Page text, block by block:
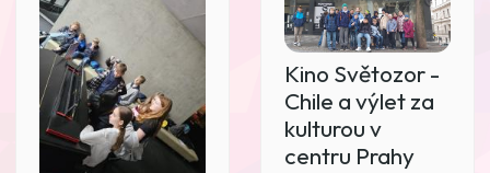
Kino Světozor -
Chile a výlet za
kulturou v
centru Prahy